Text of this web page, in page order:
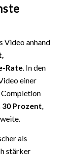
Video anhand
Rate. In den
einer
Completion
30 Prozent,
als
stärker